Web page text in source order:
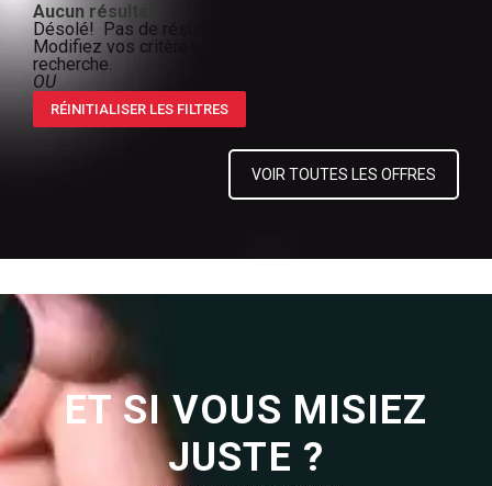
Aucun résultat
Désolé! Pas de résultats pas à votre recherche
Modifiez vos critères pour effectuer une nouvelle
recherche.
OU
RÉINITIALISER LES FILTRES
VOIR TOUTES LES OFFRES
ET SI VOUS MISIEZ
JUSTE ?